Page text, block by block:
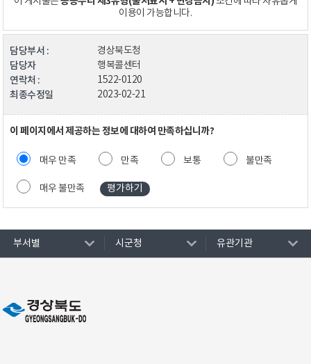
이용이 가능합니다.
담당부서 : 경상북도청
담당자 행복콜센터
연락처 : 1522-0120
최종수정일 2023-02-21
이 페이지에서 제공하는 정보에 대하여 만족하십니까?
매우 만족 만족 보통 불만족
매우 불만족
부서별 시군청 유관기관